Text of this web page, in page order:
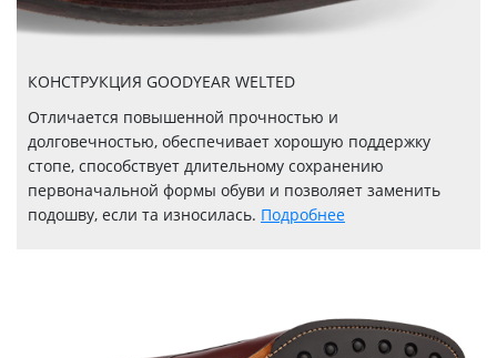
КОНСТРУКЦИЯ GOODYEAR WELTED
Отличается повышенной прочностью и
долговечностью, обеспечивает хорошую поддержку
стопе, способствует длительному сохранению
первоначальной формы обуви и позволяет заменить
подошву, если та износилась. Подробнее